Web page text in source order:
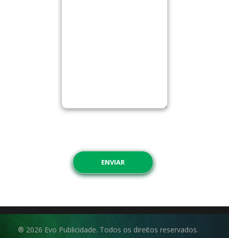
® 2026 Evo Publicidade. Todos os direitos reservados.